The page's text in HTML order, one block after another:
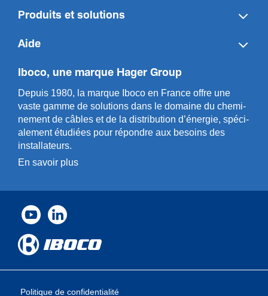
Produits et solutions
Aide
Iboco, une marque Hager Group
Depuis 1980, la marque Iboco en France offre une
vaste gamme de solut­ions dans le domaine du chemi­
n­ement de câbles et de la distri­bution d’énergie, spéci­
a­l­ement étudiées pour répondre aux besoins des
installa­teurs.
En savoir plus
Politique de confidentialité